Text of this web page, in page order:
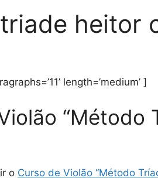
heitor
length=’medium’ ]
“Método
o Curso de Violão “Método